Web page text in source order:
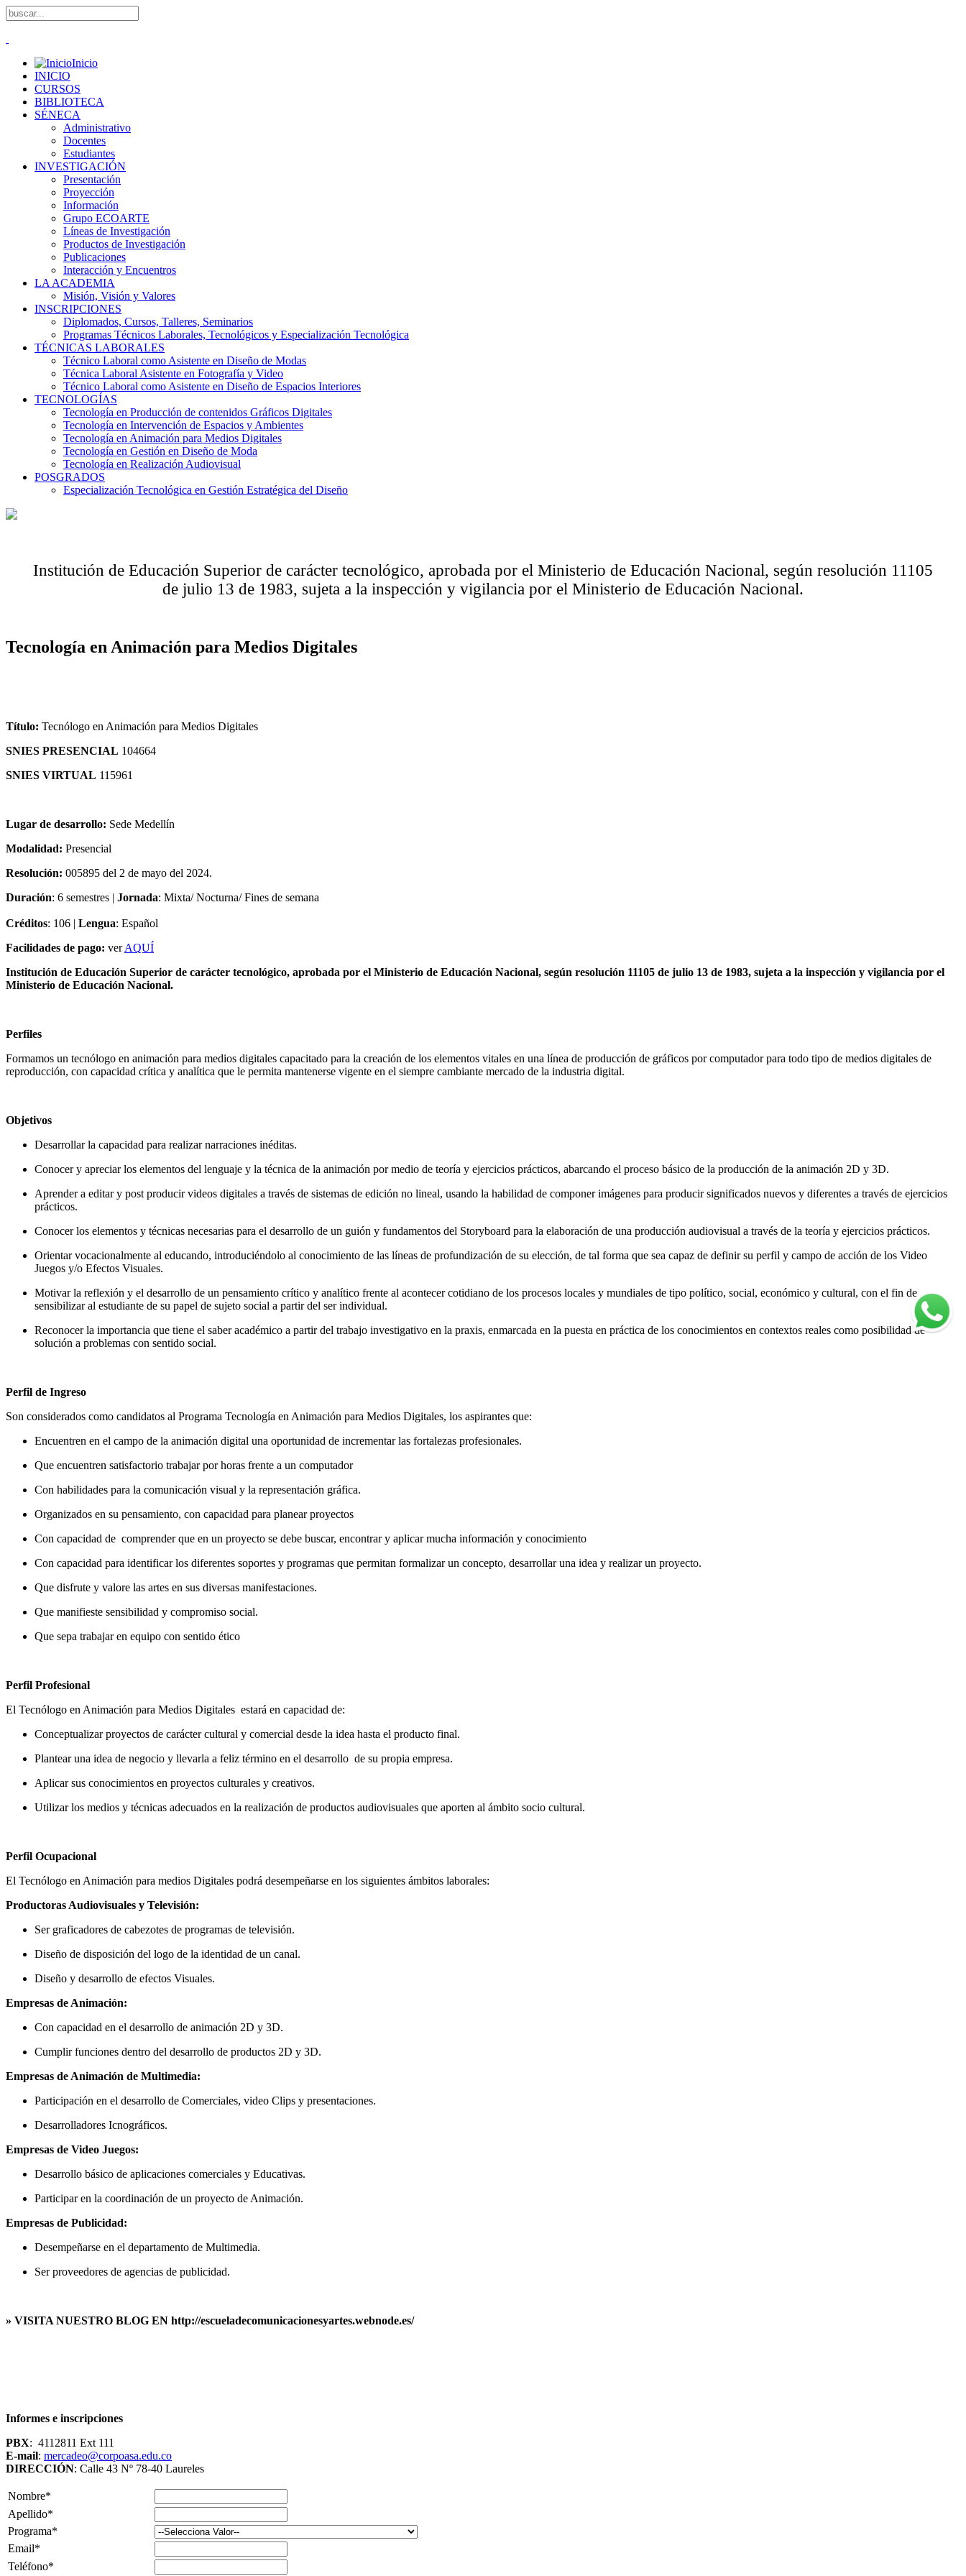
Inicio
INICIO
CURSOS
BIBLIOTECA
SÉNECA
Administrativo
Docentes
Estudiantes
INVESTIGACIÓN
Presentación
Proyección
Información
Grupo ECOARTE
Líneas de Investigación
Productos de Investigación
Publicaciones
Interacción y Encuentros
LA ACADEMIA
Misión, Visión y Valores
INSCRIPCIONES
Diplomados, Cursos, Talleres, Seminarios
Programas Técnicos Laborales, Tecnológicos y Especialización Tecnológica
TÉCNICAS LABORALES
Técnico Laboral como Asistente en Diseño de Modas
Técnica Laboral Asistente en Fotografía y Video
Técnico Laboral como Asistente en Diseño de Espacios Interiores
TECNOLOGÍAS
Tecnología en Producción de contenidos Gráficos Digitales
Tecnología en Intervención de Espacios y Ambientes
Tecnología en Animación para Medios Digitales
Tecnología en Gestión en Diseño de Moda
Tecnología en Realización Audiovisual
POSGRADOS
Especialización Tecnológica en Gestión Estratégica del Diseño
Institución de Educación Superior de carácter tecnológico, aprobada por el Ministerio de Educación Nacional, según resolución 11105
de julio 13 de 1983, sujeta a la inspección y vigilancia por el Ministerio de Educación Nacional.
Tecnología en Animación para Medios Digitales
Título: Tecnólogo en Animación para Medios Digitales
SNIES PRESENCIAL 104664
SNIES VIRTUAL 115961
Lugar de desarrollo: Sede Medellín
Modalidad: Presencial
Resolución: 005895 del 2 de mayo del 2024.
Duración: 6 semestres | Jornada: Mixta/ Nocturna/ Fines de semana
Créditos: 106 | Lengua: Español
Facilidades de pago: verAQUÍ
Institución de Educación Superior de carácter tecnológico, aprobada por el Ministerio de Educación Nacional, según resolución 11105 de julio 13 de 1983, sujeta a la inspección y vigilancia por el
Ministerio de Educación Nacional.
Perfiles
Formamos un tecnólogo en animación para medios digitales capacitado para la creación de los elementos vitales en una línea de producción de gráficos por computador para todo tipo de medios digitales de
reproducción, con capacidad crítica y analítica que le permita mantenerse vigente en el siempre cambiante mercado de la industria digital.
Objetivos
Desarrollar la capacidad para realizar narraciones inéditas.
Conocer y apreciar los elementos del lenguaje y la técnica de la animación por medio de teoría y ejercicios prácticos, abarcando el proceso básico de la producción de la animación 2D y 3D.
Aprender a editar y post producir videos digitales a través de sistemas de edición no lineal, usando la habilidad de componer imágenes para producir significados nuevos y diferentes a través de ejercicios
prácticos.
Conocer los elementos y técnicas necesarias para el desarrollo de un guión y fundamentos del Storyboard para la elaboración de una producción audiovisual a través de la teoría y ejercicios prácticos.
Orientar vocacionalmente al educando, introduciéndolo al conocimiento de las líneas de profundización de su elección, de tal forma que sea capaz de definir su perfil y campo de acción de los Video
Juegos y/o Efectos Visuales.
Motivar la reflexión y el desarrollo de un pensamiento crítico y analítico frente al acontecer cotidiano de los procesos locales y mundiales de tipo político, social, económico y cultural, con el fin de
sensibilizar al estudiante de su papel de sujeto social a partir del ser individual.
Reconocer la importancia que tiene el saber académico a partir del trabajo investigativo en la praxis, enmarcada en la puesta en práctica de los conocimientos en contextos reales como posibilidad de
solución a problemas con sentido social.
Perfil de Ingreso
Son considerados como candidatos al Programa Tecnología en Animación para Medios Digitales, los aspirantes que:
Encuentren en el campo de la animación digital una oportunidad de incrementar las fortalezas profesionales.
Que encuentren satisfactorio trabajar por horas frente a un computador
Con habilidades para la comunicación visual y la representación gráfica.
Organizados en su pensamiento, con capacidad para planear proyectos
Con capacidad de comprender que en un proyecto se debe buscar, encontrar y aplicar mucha información y conocimiento
Con capacidad para identificar los diferentes soportes y programas que permitan formalizar un concepto, desarrollar una idea y realizar un proyecto.
Que disfrute y valore las artes en sus diversas manifestaciones.
Que manifieste sensibilidad y compromiso social.
Que sepa trabajar en equipo con sentido ético
Perfil Profesional
El Tecnólogo en Animación para Medios Digitales estará en capacidad de:
Conceptualizar proyectos de carácter cultural y comercial desde la idea hasta el producto final.
Plantear una idea de negocio y llevarla a feliz término en el desarrollo de su propia empresa.
Aplicar sus conocimientos en proyectos culturales y creativos.
Utilizar los medios y técnicas adecuados en la realización de productos audiovisuales que aporten al ámbito socio cultural.
Perfil Ocupacional
El Tecnólogo en Animación para medios Digitales podrá desempeñarse en los siguientes ámbitos laborales:
Productoras Audiovisuales y Televisión:
Ser graficadores de cabezotes de programas de televisión.
Diseño de disposición del logo de la identidad de un canal.
Diseño y desarrollo de efectos Visuales.
Empresas de Animación:
Con capacidad en el desarrollo de animación 2D y 3D.
Cumplir funciones dentro del desarrollo de productos 2D y 3D.
Empresas de Animación de Multimedia:
Participación en el desarrollo de Comerciales, video Clips y presentaciones.
Desarrolladores Icnográficos.
Empresas de Video Juegos:
Desarrollo básico de aplicaciones comerciales y Educativas.
Participar en la coordinación de un proyecto de Animación.
Empresas de Publicidad:
Desempeñarse en el departamento de Multimedia.
Ser proveedores de agencias de publicidad.
» VISITA NUESTRO BLOG EN http://escueladecomunicacionesyartes.webnode.es/
Informes e inscripciones
PBX: 4112811 Ext 111
E-mail: mercadeo@corpoasa.edu.co
DIRECCIÓN: Calle 43 Nº 78-40 Laureles
Nombre*
Apellido*
Programa*
Email*
Teléfono*